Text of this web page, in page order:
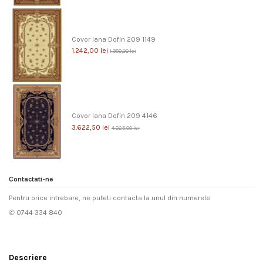
Covor lana Dofin 209 1149
1.242,00 lei 1.380,00 lei
Covor lana Dofin 209 4146
3.622,50 lei 4.025,00 lei
Contactati-ne
Pentru orice intrebare, ne puteti contacta la unul din numerele
✆ 0744 334 840
Descriere